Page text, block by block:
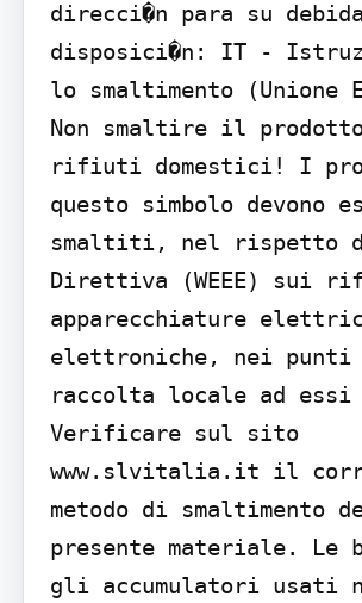
direcci�n para su debida
disposici�n: IT -
lo smaltimento (Unione
Non smaltire il
rifiuti domestici! I
questo simbolo devono
smaltiti, nel rispetto
Direttiva (WEEE) sui
apparecchiature
elettroniche, nei punti
raccolta locale ad
Verificare sul sito
www.slvitalia.it il
metodo di smaltimento
presente materiale. Le
gli accumulatori usati